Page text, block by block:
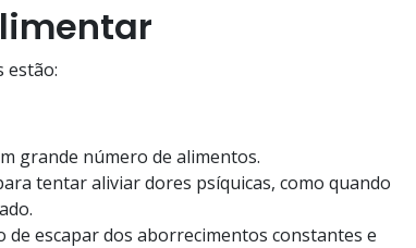
estão:
grande número de alimentos.
tentar aliviar dores psíquicas, como quando
escapar dos aborrecimentos constantes e